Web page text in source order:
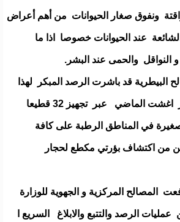
ونفوق صغار الحيوانات من أهم أعراض
عند الحيوانات خصوصا اذا ما
والحمى عند البشر.
البيطرية قد باشرت الرصد المبكر لهذا
المرض ،ابتداءا من شهر اغشت الماضي عبر تجهيز 32 قطيعا
في المناطق الرطبة على كافة
من اكتشاف بؤرتي مكطع لحجار
المصالح المركزية و الجهوية للوزارة
الرصد والتتبع والابلاغ السريع ا